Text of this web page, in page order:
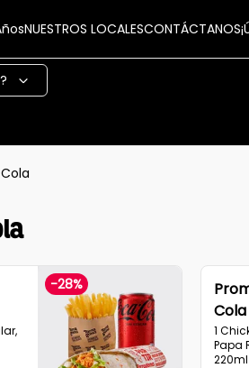
NUESTROS LOCALESCONTÁCTANOS
-28%
Cola
1
Papa
220ml